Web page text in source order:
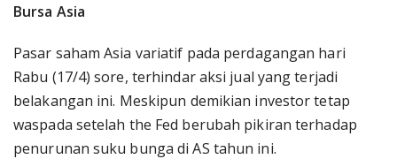
Bursa Asia
Pasar saham Asia variatif pada perdagangan hari
Rabu (17/4) sore, terhindar aksi jual yang terjadi
belakangan ini. Meskipun demikian investor tetap
waspada setelah the Fed berubah pikiran terhadap
penurunan suku bunga di AS tahun ini.